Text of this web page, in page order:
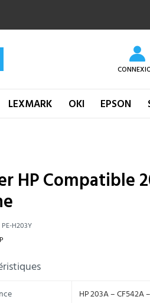
LEXMARK OKI EPSON
HP Compatible
PE-H203Y
HP 203A – CF542A